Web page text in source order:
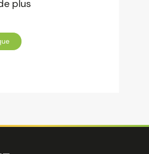
plus